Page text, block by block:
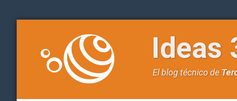
Ideas
El blog técnico de